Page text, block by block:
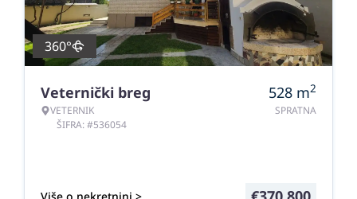
360°
Veternički breg
VETERNIK
ŠIFRA: #536054
528 m2
SPRATNA